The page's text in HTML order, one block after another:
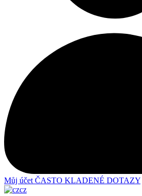
Můj účet ČASTO KLADENÉ DOTAZY
cz